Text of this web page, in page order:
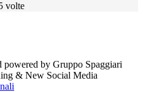
volte
powered by Gruppo Spaggiari
& New Social Media